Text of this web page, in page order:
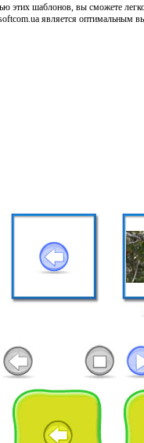
этих шаблонов, вы сможете
является